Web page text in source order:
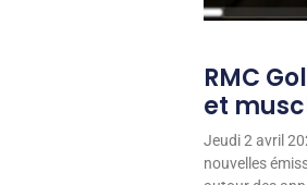
RMC
et
Jeudi 2 avril
nouvelles